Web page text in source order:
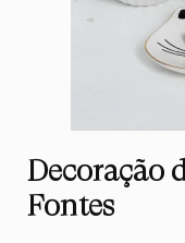
Decoração
Fontes